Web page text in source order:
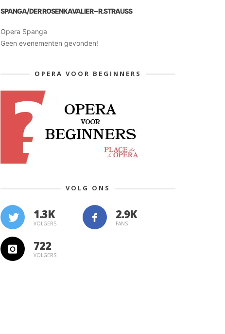
SPANGA/DER ROSENKAVALIER – R.STRAUSS
Opera Spanga
Geen evenementen gevonden!
OPERA VOOR BEGINNERS
VOLG ONS
1.3K
VOLGERS FANS
722
VOLGERS